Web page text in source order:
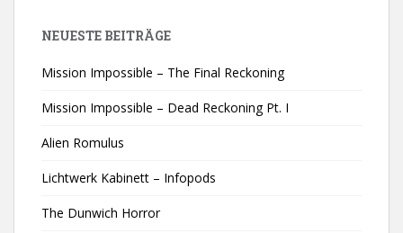
NEUESTE BEITRÄGE
Mission Impossible – The Final Reckoning
Mission Impossible – Dead Reckoning Pt. I
Alien Romulus
Lichtwerk Kabinett – Infopods
The Dunwich Horror